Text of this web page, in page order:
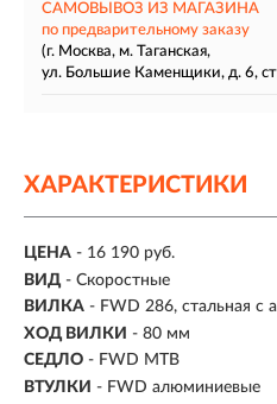
САМОВЫВОЗ ИЗ МАГАЗИНА
по предварительному заказу
(г. Москва, м. Таганская,
ул. Большие Каменщики, д. 6,
ХАРАКТЕРИСТИКИ
ЦЕНА - 16 190 руб.
ВИД - Скоростные
ВИЛКА - FWD 286, стальная с
ХОД ВИЛКИ - 80 мм
СЕДЛО - FWD MTB
ВТУЛКИ - FWD алюминиевые